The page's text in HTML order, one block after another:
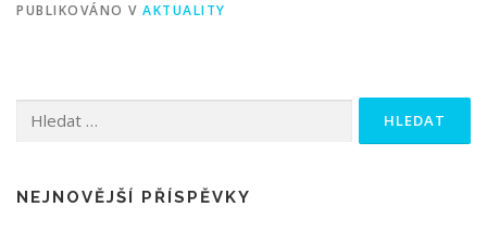
PUBLIKOVÁNO V AKTUALITY
NEJNOVĚJŠÍ PŘÍSPĚVKY